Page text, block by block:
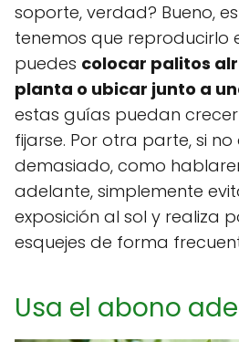
soporte, verdad? Bueno,
tenemos que reproducirlo
puedes colocar palitos
planta o ubicar junto a
estas guías puedan
fijarse. Por otra parte, si
demasiado, como
adelante, simplemente
exposición al sol y realiza
esquejes de forma
Usa el abono